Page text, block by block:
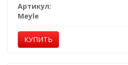
Артикул:
Meyle
КУПИТЬ